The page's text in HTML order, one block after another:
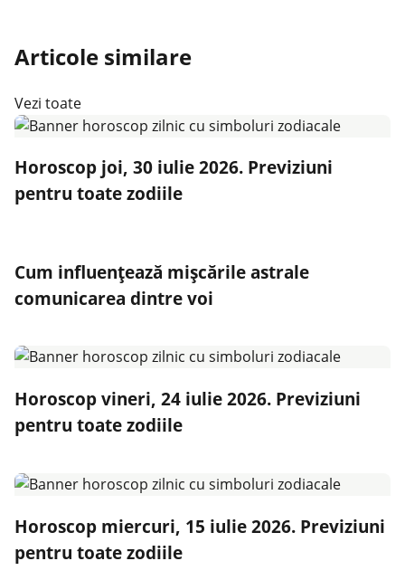
Articole similare
Vezi toate
Horoscop joi, 30 iulie 2026. Previziuni
pentru toate zodiile
Cum influențează mișcările astrale
comunicarea dintre voi
Horoscop vineri, 24 iulie 2026. Previziuni
pentru toate zodiile
Horoscop miercuri, 15 iulie 2026. Previziuni
pentru toate zodiile